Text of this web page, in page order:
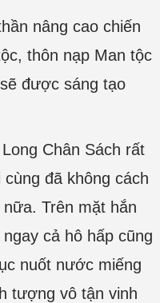
nâng cao chiến
thôn nạp Man tộc
được sáng tạo
Chân Sách rất
đã không cách
Trên mặt hắn
cả hô hấp cũng
nuốt nước miếng
tượng vô tận vinh